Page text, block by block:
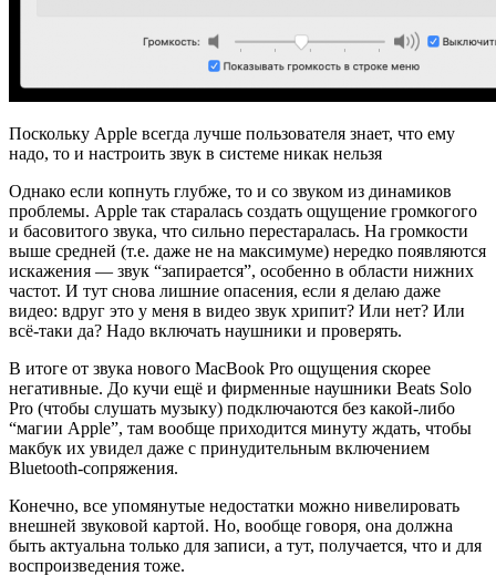
Поскольку Apple всегда лучше пользователя знает, что ему
надо, то и настроить звук в системе никак нельзя
Однако если копнуть глубже, то и со звуком из динамиков
проблемы. Apple так старалась создать ощущение громкогого
и басовитого звука, что сильно перестаралась. На громкости
выше средней (т.е. даже не на максимуме) нередко появляются
искажения — звук “запирается”, особенно в области нижних
частот. И тут снова лишние опасения, если я делаю даже
видео: вдруг это у меня в видео звук хрипит? Или нет? Или
всё-таки да? Надо включать наушники и проверять.
В итоге от звука нового MacBook Pro ощущения скорее
негативные. До кучи ещё и фирменные наушники Beats Solo
Pro (чтобы слушать музыку) подключаются без какой-либо
“магии Apple”, там вообще приходится минуту ждать, чтобы
макбук их увидел даже с принудительным включением
Bluetooth-сопряжения.
Конечно, все упомянутые недостатки можно нивелировать
внешней звуковой картой. Но, вообще говоря, она должна
быть актуальна только для записи, а тут, получается, что и для
воспроизведения тоже.